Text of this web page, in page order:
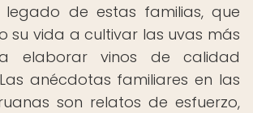
legado de estas familias, que
su vida a cultivar las uvas más
elaborar vinos de calidad
anécdotas familiares en las
son relatos de esfuerzo,